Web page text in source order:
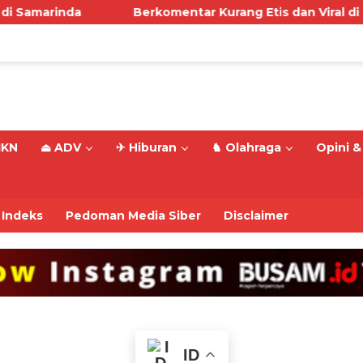
Berkomentar Kurang Etis dan Viral di Medsos,
⏏ ADV ✈ Hiburan ♞ Olahraga Opini
Indeks Pedoman Media Siber Disclaimer
ID